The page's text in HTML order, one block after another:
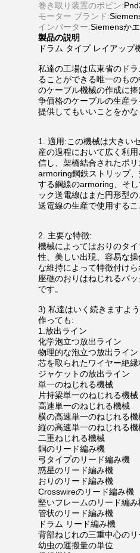
巻き取り装置のボビン:
モーター ブランド:
インバーター:Siemensか
製品の説明
ドラム タイプ レイアップ
私達の工場は広東省のド
ることができる唯一のも
のケーブル機械の作成に
争価格のケーブルの生産
提供してもいいことをかな
1. 適用:この機械は大きい
産の過程において広く利
信し、架橋結合されたポリ
armoring鋼鉄ストリップ
する鋼線のarmoring、そ
ック送電線はまた円形型
送電線の生産で使用するこ
2. 主要な特徴:
機械によってはおりのタ
性、美しい出現、容易な
な維持によって特徴付けら
座礁のおりはねじれるバ
です。
3) 私達はいく続きますよ
作っても:
1.放出ライン
化学泡立つ放出ライン
物理的な泡立つ放出ライン
芯を取られたワイヤー絶
ジャケットの放出ライン
単一のねじれる機械
片持梁単一のねじれる機械
高速単一のねじれる機械
横の高速単一のねじれる機
縦の高速単一のねじれる機
二重ねじれる機械
銅のリード編み機
弓タイプのリード編み機
惑星のリード編み機
おりのリード編み機
Crosswireのリード編み機
堅いフレームのリード編み
管状のリード編み機
ドラム リード編み機
背部ねじれの三重中心の
幼虫の運搬量の単位